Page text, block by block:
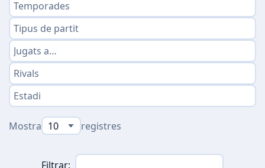
Mostra registres
Filtrar: